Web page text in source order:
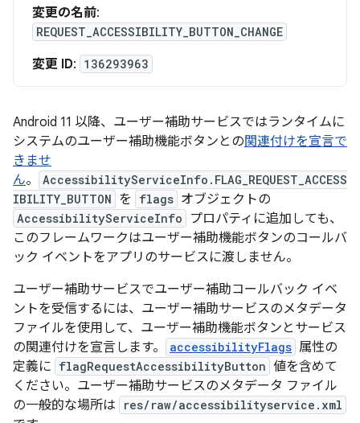
変更の名前:
REQUEST_ACCESSIBILITY_BUTTON_CHANGE
変更 ID: 136293963
Android 11 以降、ユーザー補助サービスではランタイムに
システムのユーザー補助機能ボタンとの関連付けを宣言で
きませ
ん。
AccessibilityServiceInfo.FLAG_REQUEST_ACCESS
IBILITY_BUTTON を flags オブジェクトの
AccessibilityServiceInfo
プロパティに追加しても、
このフレームワークはユーザー補助機能ボタンのコールバ
ック イベントをアプリのサービスに渡しません。
ユーザー補助サービスでユーザー補助コールバック イベ
ントを受信するには、ユーザー補助サービスのメタデータ
ファイルを使用して、ユーザー補助機能ボタンとサービス
の関連付けを宣言します。
accessibilityFlags 属性の
定義に flagRequestAccessibilityButton 値を含めて
ください。ユーザー補助サービスのメタデータ ファイル
の一般的な場所は
res/raw/accessibilityservice.xml